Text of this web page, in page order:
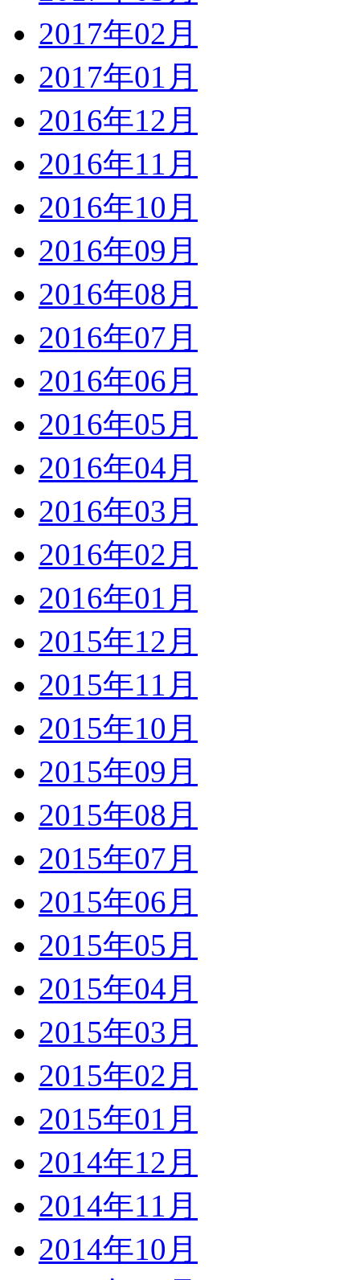
2017年02月
2017年01月
2016年12月
2016年11月
2016年10月
2016年09月
2016年08月
2016年07月
2016年06月
2016年05月
2016年04月
2016年03月
2016年02月
2016年01月
2015年12月
2015年11月
2015年10月
2015年09月
2015年08月
2015年07月
2015年06月
2015年05月
2015年04月
2015年03月
2015年02月
2015年01月
2014年12月
2014年11月
2014年10月